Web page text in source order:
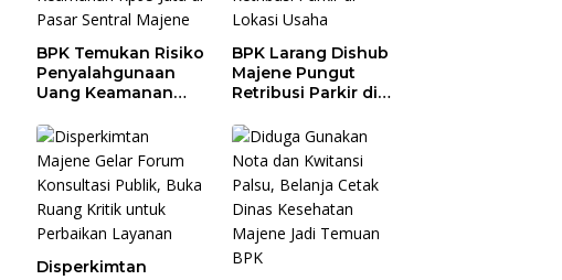
BPK Temukan Risiko
Penyalahgunaan
Uang Keamanan
Sentral Majene
BPK Larang Dishub
Majene Pungut
Retribusi Parkir di
Disperkimtan